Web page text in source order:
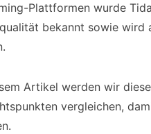
Plattformen wurde
bekannt sowie wird
Artikel werden wir
vergleichen,